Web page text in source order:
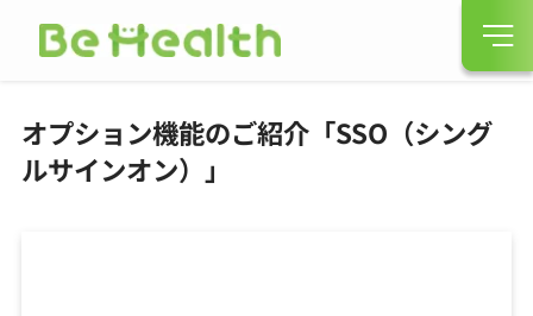
オプション機能のご紹介「SSO（シング
ルサインオン）」